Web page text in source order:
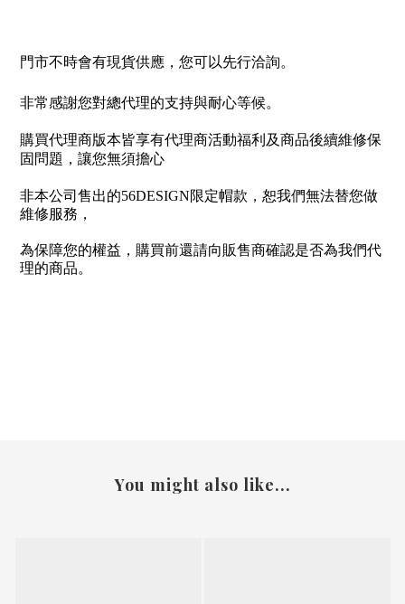
門市不時會有現貨供應，您可以先行洽詢。
非常感謝您對總代理的支持與耐心等候。
購買代理商版本皆享有代理商活動福利及商品後續維修保
固問題，讓您無須擔心
非本公司售出的56DESIGN限定帽款，恕我們無法替您做
維修服務，
為保障您的權益，購買前還請向販售商確認是否為我們代
理的商品。
You might also like...